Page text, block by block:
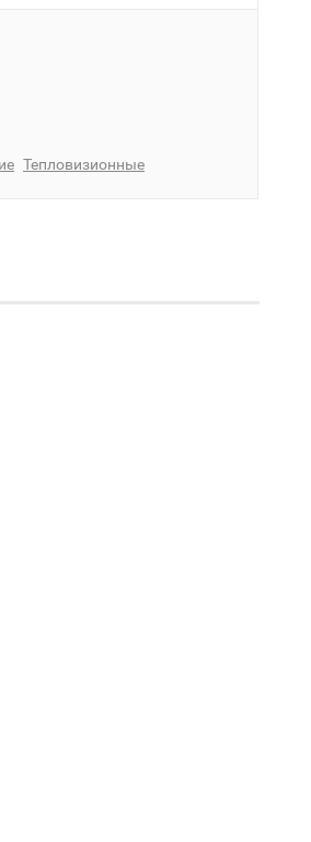
Тепловизионные